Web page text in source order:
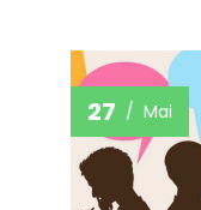
27 Mai